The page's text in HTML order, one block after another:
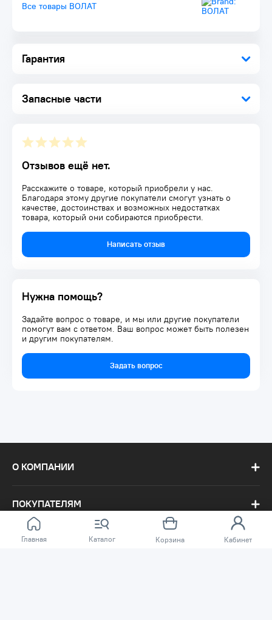
Главная Каталог Корзина Кабинет
Гарантия
Запасные части
Все товары ВОЛАТ
Отзывов ещё нет.
Расскажите о товаре, который приобрели у нас.
Благодаря этому другие покупатели смогут узнать о
качестве, достоинствах и возможных недостатках
товара, который они собираются приобрести.
Написать отзыв
Нужна помощь?
Задайте вопрос о товаре, и мы или другие покупатели
помогут вам с ответом. Ваш вопрос может быть полезен
и другим покупателям.
Задать вопрос
О КОМПАНИИ
ПОКУПАТЕЛЯМ